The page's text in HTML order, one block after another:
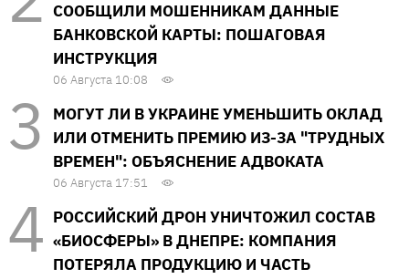
СООБЩИЛИ МОШЕННИКАМ ДАННЫЕ
БАНКОВСКОЙ КАРТЫ: ПОШАГОВАЯ
ИНСТРУКЦИЯ
06 Августа 10:08
МОГУТ ЛИ В УКРАИНЕ УМЕНЬШИТЬ ОКЛАД
ИЛИ ОТМЕНИТЬ ПРЕМИЮ ИЗ-ЗА "ТРУДНЫХ
ВРЕМЕН": ОБЪЯСНЕНИЕ АДВОКАТА
06 Августа 17:51
РОССИЙСКИЙ ДРОН УНИЧТОЖИЛ СОСТАВ
«БИОСФЕРЫ» В ДНЕПРЕ: КОМПАНИЯ
ПОТЕРЯЛА ПРОДУКЦИЮ И ЧАСТЬ